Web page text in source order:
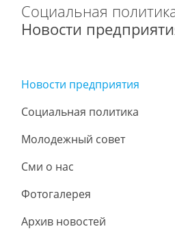
Социальная
Новости
Новости предприятия
Социальная политика
Молодежный совет
Сми о нас
Фотогалерея
Архив новостей